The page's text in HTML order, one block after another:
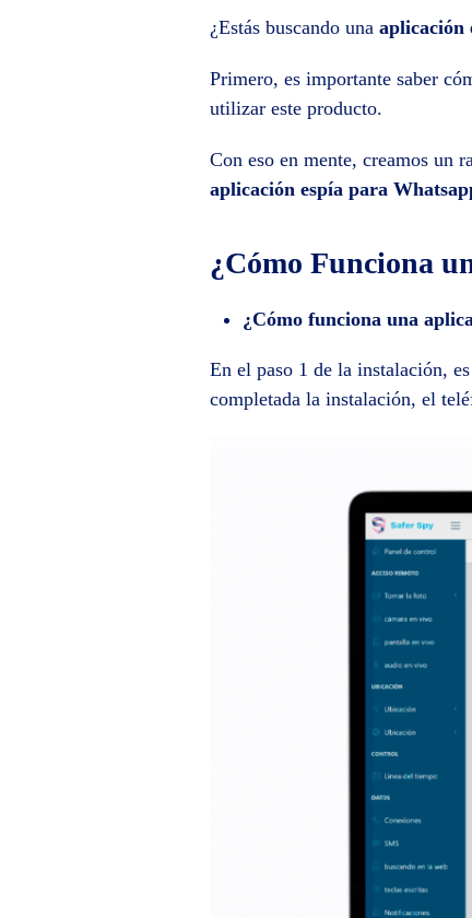
¿Estás buscando una aplicación
Primero, es importante saber
utilizar este producto.
Con eso en mente, creamos un
aplicación espía para
¿Cómo Funciona
¿Cómo funciona una
En el paso 1 de la instalación,
completada la instalación, el